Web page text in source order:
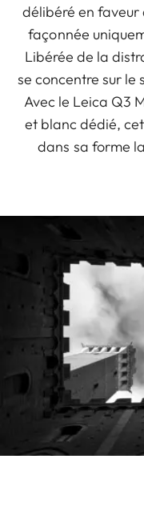
délibéré en
façonnée
Libérée de la
se concentre sur le
Avec le Leica Q3
et blanc dédié,
dans sa forme